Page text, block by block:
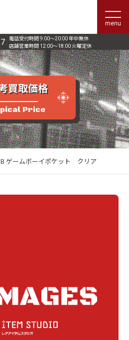
menu
電話受付時間 9:00〜20:00 年中無休
店舗営業時間 12:00〜18:00 火曜定休
買取価格
Price
ゲームボーイポケット クリア